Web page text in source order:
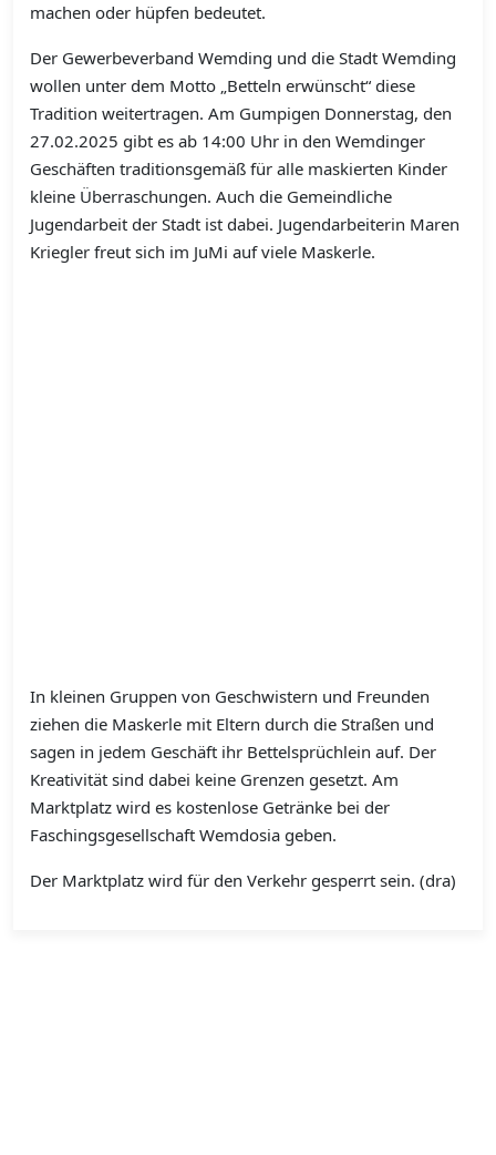
machen oder hüpfen bedeutet.
Der Gewerbeverband Wemding und die Stadt Wemding
wollen unter dem Motto „Betteln erwünscht“ diese
Tradition weitertragen. Am Gumpigen Donnerstag, den
27.02.2025 gibt es ab 14:00 Uhr in den Wemdinger
Geschäften traditionsgemäß für alle maskierten Kinder
kleine Überraschungen. Auch die Gemeindliche
Jugendarbeit der Stadt ist dabei. Jugendarbeiterin Maren
Kriegler freut sich im JuMi auf viele Maskerle.
In kleinen Gruppen von Geschwistern und Freunden
ziehen die Maskerle mit Eltern durch die Straßen und
sagen in jedem Geschäft ihr Bettelsprüchlein auf. Der
Kreativität sind dabei keine Grenzen gesetzt. Am
Marktplatz wird es kostenlose Getränke bei der
Faschingsgesellschaft Wemdosia geben.
Der Marktplatz wird für den Verkehr gesperrt sein. (dra)